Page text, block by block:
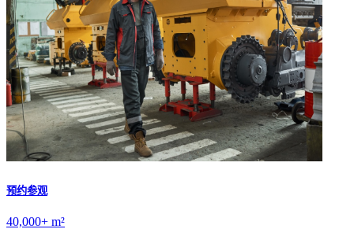
预约参观
40,000+ m²